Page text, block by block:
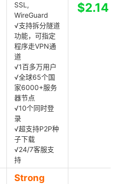
SSL,
WireGuard
√支持拆分隧道
功能，可指定
程序走VPN通
道
√1百多万用户
√全球65个国
家6000+服务
器节点
√10个同时登
录
√超支持P2P种
子下载
√24/7客服支
持
$2.14
Strong